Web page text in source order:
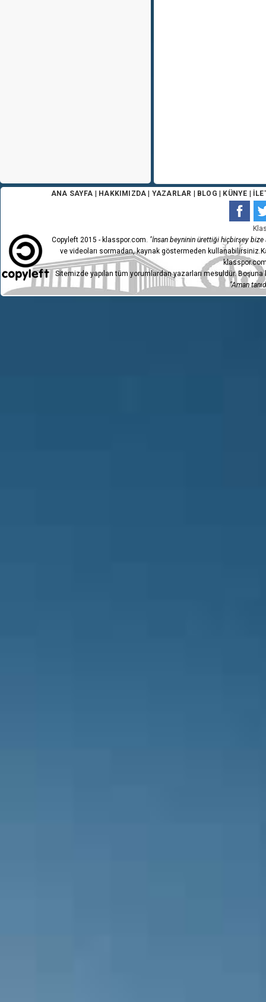
ANA SAYFA HAKKIMIZDA YAZARLAR BLOG KÜNYE
Copyleft 2015 - klasspor.com. "İnsan beyninin ürettiği hiçbirşey bize
ve videoları sormadan, kaynak göstermeden
Sitemizde yapılan tüm yorumlardan yazarları mesuldür.
"Aman